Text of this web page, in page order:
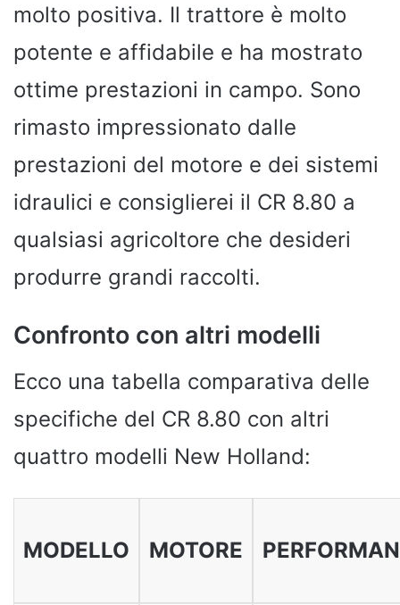
molto positiva. Il trattore è molto
potente e affidabile e ha mostrato
ottime prestazioni in campo. Sono
rimasto impressionato dalle
prestazioni del motore e dei sistemi
idraulici e consiglierei il CR 8.80 a
qualsiasi agricoltore che desideri
produrre grandi raccolti.
Confronto con altri modelli
Ecco una tabella comparativa delle
specifiche del CR 8.80 con altri
quattro modelli New Holland:
MODELLO MOTORE